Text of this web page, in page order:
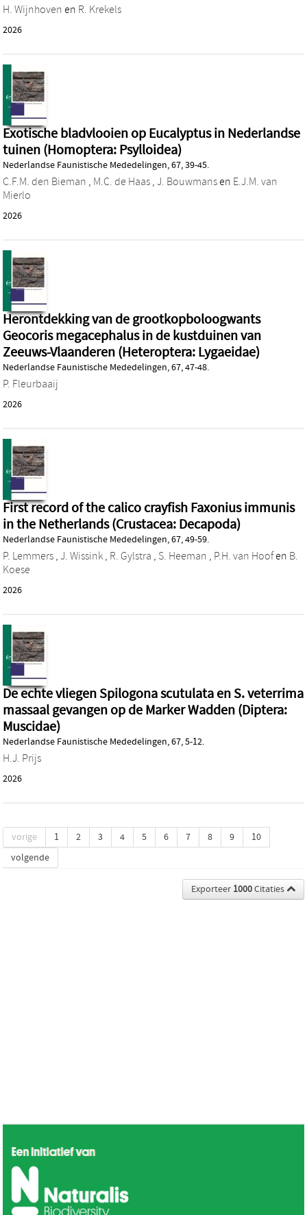
H. Wijnhoven en R. Krekels
2026
Exotische bladvlooien op Eucalyptus in Nederlandse
tuinen (Homoptera: Psylloidea)
Nederlandse Faunistische Mededelingen, 67, 39-45.
C.F.M. den Bieman , M.C. de Haas , J. Bouwmansen E.J.M. van
Mierlo
2026
Herontdekking van de grootkopboloogwants
Geocoris megacephalus in de kustduinen van
Zeeuws-Vlaanderen (Heteroptera: Lygaeidae)
Nederlandse Faunistische Mededelingen, 67, 47-48.
P. Fleurbaaij
2026
First record of the calico crayfish Faxonius immunis
in the Netherlands (Crustacea: Decapoda)
Nederlandse Faunistische Mededelingen, 67, 49-59.
P. Lemmers , J. Wissink , R. Gylstra , S. Heeman , P.H. van Hoofen B.
Koese
2026
De echte vliegen Spilogona scutulata en S. veterrima
massaal gevangen op de Marker Wadden (Diptera:
Muscidae)
Nederlandse Faunistische Mededelingen, 67, 5-12.
H.J. Prijs
2026
vorige 1 2 3 4 5 6 7 8 9
10
volgende
Exporteer 1000Citaties